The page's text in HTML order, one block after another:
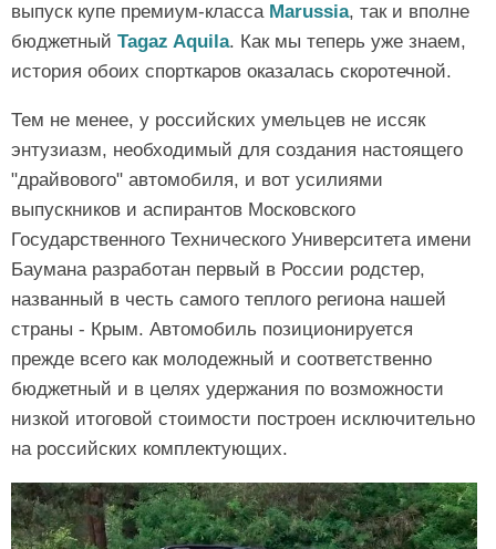
выпуск купе премиум-класса Marussia, так и вполне
бюджетный Tagaz Aquila. Как мы теперь уже знаем,
история обоих спорткаров оказалась скоротечной.
Тем не менее, у российских умельцев не иссяк
энтузиазм, необходимый для создания настоящего
"драйвового" автомобиля, и вот усилиями
выпускников и аспирантов Московского
Государственного Технического Университета имени
Баумана разработан первый в России родстер,
названный в честь самого теплого региона нашей
страны - Крым. Автомобиль позиционируется
прежде всего как молодежный и соответственно
бюджетный и в целях удержания по возможности
низкой итоговой стоимости построен исключительно
на российских комплектующих.